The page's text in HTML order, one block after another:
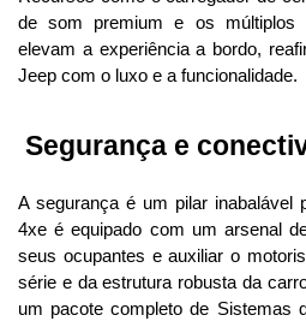
de som premium e os múltiplos
elevam a experiência a bordo,
Jeep com o luxo e a funcionalidade.
Segurança e
A segurança é um pilar inabalável
4xe é equipado com um arsenal
seus ocupantes e auxiliar o
série e da estrutura robusta da
um pacote completo de Sistemas